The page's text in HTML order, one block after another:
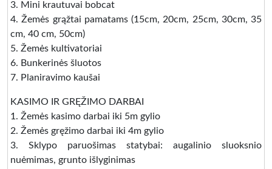
3. Mini krautuvai bobcat
4. Žemės grąžtai pamatams (15cm, 20cm, 25cm, 30cm, 35
cm, 40 cm, 50cm)
5. Žemės kultivatoriai
6. Bunkerinės šluotos
7. Planiravimo kaušai
KASIMO IR GRĘŽIMO DARBAI
1. Žemės kasimo darbai iki 5m gylio
2. Žemės gręžimo darbai iki 4m gylio
3. Sklypo paruošimas statybai: augalinio sluoksnio
nuėmimas, grunto išlyginimas